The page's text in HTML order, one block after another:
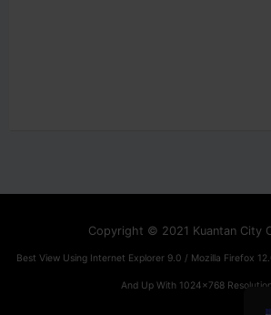
Copyright © 2021 Kuantan City
Best View Using Internet Explorer 9.0 / Mozilla Firefox
And Up With 1024x768 Resolution